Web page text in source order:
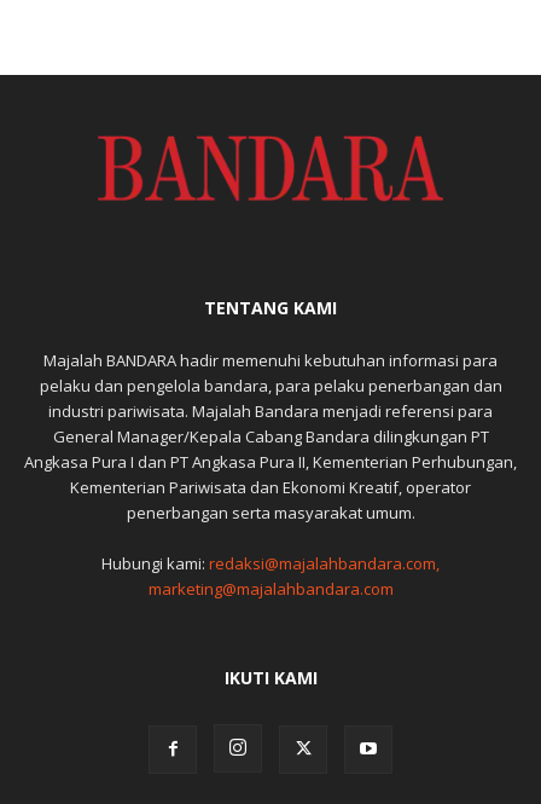
TENTANG KAMI
Majalah BANDARA hadir memenuhi kebutuhan informasi para
pelaku dan pengelola bandara, para pelaku penerbangan dan
industri pariwisata. Majalah Bandara menjadi referensi para
General Manager/Kepala Cabang Bandara dilingkungan PT
Angkasa Pura I dan PT Angkasa Pura II, Kementerian Perhubungan,
Kementerian Pariwisata dan Ekonomi Kreatif, operator
penerbangan serta masyarakat umum.
Hubungi kami: redaksi@majalahbandara.com,
marketing@majalahbandara.com
IKUTI KAMI